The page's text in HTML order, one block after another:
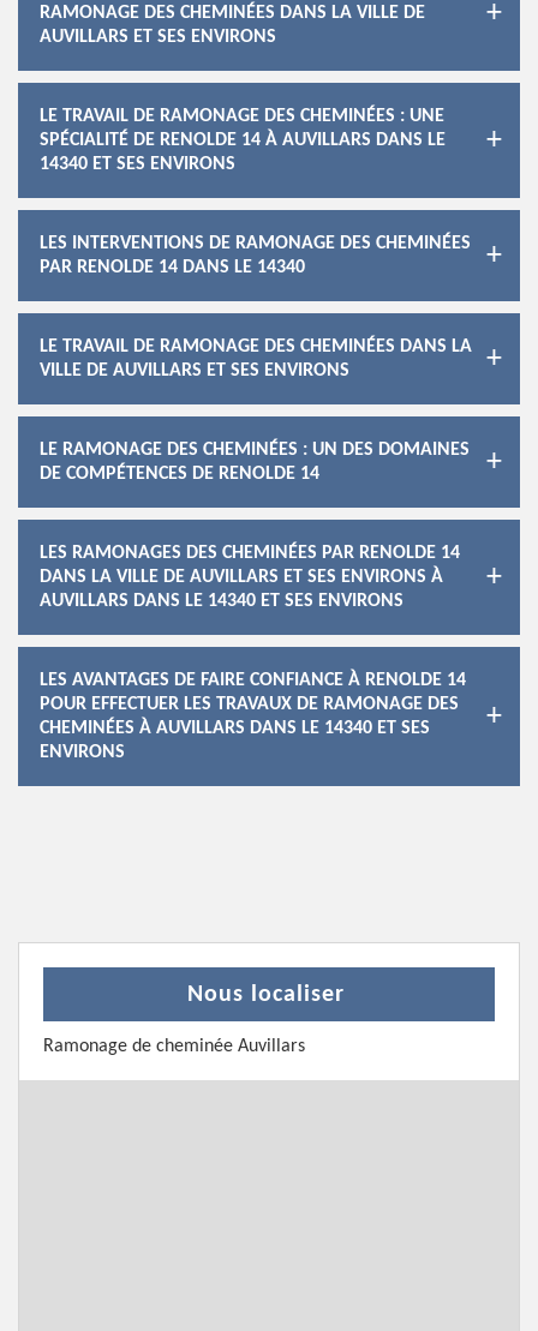
RAMONAGE DES CHEMINÉES DANS LA VILLE DE
AUVILLARS ET SES ENVIRONS
LE TRAVAIL DE RAMONAGE DES CHEMINÉES : UNE
SPÉCIALITÉ DE RENOLDE 14 À AUVILLARS DANS LE
14340 ET SES ENVIRONS
LES INTERVENTIONS DE RAMONAGE DES CHEMINÉES
PAR RENOLDE 14 DANS LE 14340
LE TRAVAIL DE RAMONAGE DES CHEMINÉES DANS LA
VILLE DE AUVILLARS ET SES ENVIRONS
LE RAMONAGE DES CHEMINÉES : UN DES DOMAINES
DE COMPÉTENCES DE RENOLDE 14
LES RAMONAGES DES CHEMINÉES PAR RENOLDE 14
DANS LA VILLE DE AUVILLARS ET SES ENVIRONS À
AUVILLARS DANS LE 14340 ET SES ENVIRONS
LES AVANTAGES DE FAIRE CONFIANCE À RENOLDE 14
POUR EFFECTUER LES TRAVAUX DE RAMONAGE DES
CHEMINÉES À AUVILLARS DANS LE 14340 ET SES
ENVIRONS
Nous localiser
Ramonage de cheminée Auvillars